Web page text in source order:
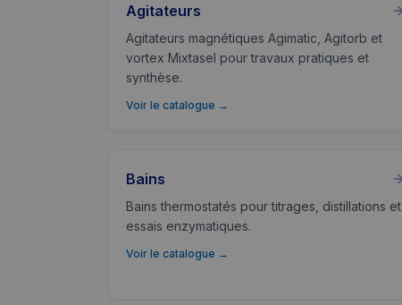
Agitateurs
Agitateurs magnétiques Agimatic, Agitorb et
vortex Mixtasel pour travaux pratiques et
synthèse.
Voir le catalogue →
Bains
Bains thermostatés pour titrages, distillations et
essais enzymatiques.
Voir le catalogue →